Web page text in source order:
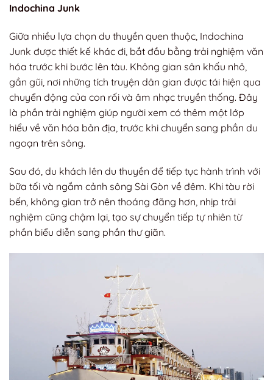
Indochina Junk
Giữa nhiều lựa chọn du thuyền quen thuộc, Indochina
Junk được thiết kế khác đi, bắt đầu bằng trải nghiệm văn
hóa trước khi bước lên tàu. Không gian sân khấu nhỏ,
gần gũi, nơi những tích truyện dân gian được tái hiện qua
chuyển động của con rối và âm nhạc truyền thống. Đây
là phần trải nghiệm giúp người xem có thêm một lớp
hiểu về văn hóa bản địa, trước khi chuyển sang phần du
ngoạn trên sông.
Sau đó, du khách lên du thuyền để tiếp tục hành trình với
bữa tối và ngắm cảnh sông Sài Gòn về đêm. Khi tàu rời
bến, không gian trở nên thoáng đãng hơn, nhịp trải
nghiệm cũng chậm lại, tạo sự chuyển tiếp tự nhiên từ
phần biểu diễn sang phần thư giãn.